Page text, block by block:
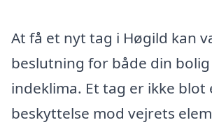
At få et nyt tag i Høgild kan
beslutning for både din
indeklima. Et tag er ikke blot
beskyttelse mod vejrets